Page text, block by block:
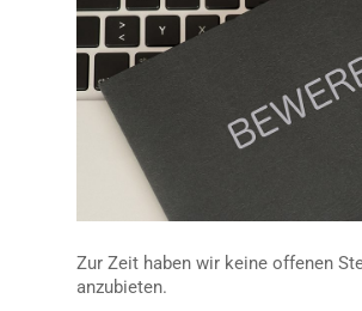
Zur Zeit haben wir keine offenen
anzubieten.